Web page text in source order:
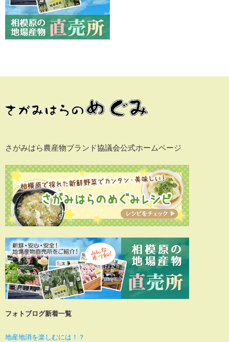
さがみはら農産物ブランド協議会公式ホームページ
フォトブログ新着一覧
地産地消を楽しむには！？